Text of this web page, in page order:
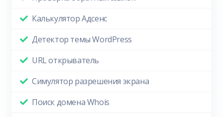
Калькулятор Адсенс
Детектор темы WordPress
URL открыватель
Симулятор разрешения экрана
Поиск домена Whois